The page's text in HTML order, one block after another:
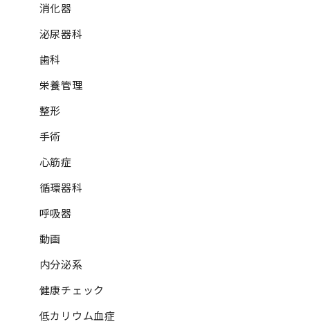
消化器
泌尿器科
歯科
栄養管理
整形
手術
心筋症
循環器科
呼吸器
動画
内分泌系
健康チェック
低カリウム血症